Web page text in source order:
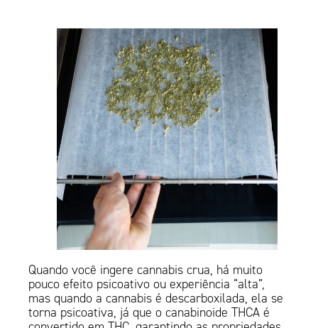
Quando você ingere cannabis crua, há muito
pouco efeito psicoativo ou experiência “alta”,
mas quando a cannabis é descarboxilada, ela se
torna psicoativa, já que o canabinoide THCA é